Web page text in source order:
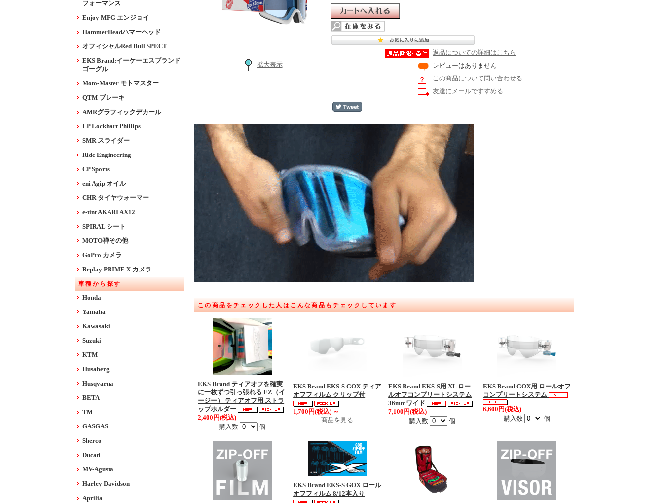
フォーマンス
Enjoy MFG エンジョイ
HammerHeadハマーヘッド
オフィシャルRed Bull SPECT
EKS Brand:イーケーエスブランド
ゴーグル
Moto-Master モトマスター
QTM ブレーキ
AMRグラフィックデカール
LP Lockhart Phillips
SMR スライダー
Ride Engineering
CP Sports
eni Agip オイル
CHR タイヤウォーマー
e-tint AKARI AX12
SPIRAL シート
MOTO禅その他
GoPro カメラ
Replay PRIME X カメラ
車種から探す
Honda
Yamaha
Kawasaki
Suzuki
KTM
Husaberg
Husqvarna
BETA
TM
GASGAS
Sherco
Ducati
MV-Agusta
Harley Davidson
Aprilia
拡大表示
返品についての詳細はこちら
レビューはありません
この商品について問い合わせる
友達にメールですすめる
この商品をチェックした人はこんな商品もチェックしています
EKS Brand ティアオフを確実
に一枚ずつ引っ張れる EZ（イ
ージー） ティアオフ用 ストラ
ップホルダー
2,400円(税込)
購入数
個
EKS Brand EKS-S GOX ティア
オフフィルム クリップ付
1,700円(税込) ～
商品を見る
EKS Brand EKS-S用 XL ロー
ルオフコンプリートシステム
36mmワイド
7,100円(税込)
購入数
個
EKS Brand GOX用 ロールオフ
コンプリートシステム
6,600円(税込)
購入数
個
EKS Brand EKS-S GOX ロール
オフフィルム 8/12本入り